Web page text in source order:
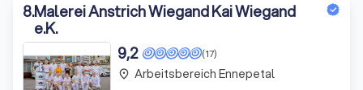
8.Malerei Anstrich Wiegand Kai Wiegand
e.K.
(17)
9,2
place Arbeitsbereich Ennepetal